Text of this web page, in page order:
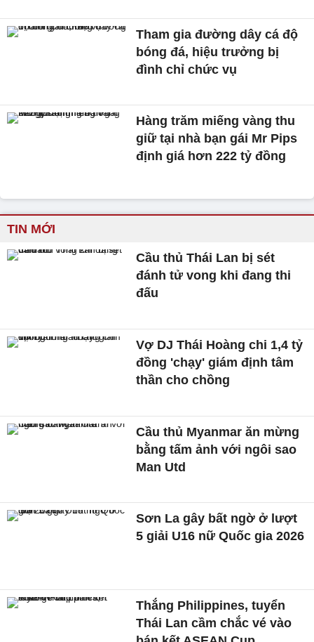
Tham gia đường dây cá độ
bóng đá, hiệu trưởng bị
đình chỉ chức vụ
Hàng trăm miếng vàng thu
giữ tại nhà bạn gái Mr Pips
định giá hơn 222 tỷ đồng
TIN MỚI
Cầu thủ Thái Lan bị sét
đánh tử vong khi đang thi
đấu
Vợ DJ Thái Hoàng chi 1,4 tỷ
đồng 'chạy' giám định tâm
thần cho chồng
Cầu thủ Myanmar ăn mừng
bằng tấm ảnh với ngôi sao
Man Utd
Sơn La gây bất ngờ ở lượt
5 giải U16 nữ Quốc gia 2026
Thắng Philippines, tuyển
Thái Lan cầm chắc vé vào